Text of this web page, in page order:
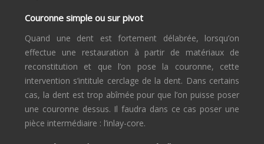
Couronne simple ou sur pivot
Quand une dent est fortement délabrée, lorsqu’on
effectue une restauration à partir de matériaux de
reconstitution et que l’on pose la couronne, cette
intervention s’intitule cerclage de la dent. Dans certains
cas, la dent est trop abîmée pour que l’on puisse poser
une couronne dessus. Il faudra dans ce cas poser une
pièce intermédiaire : l’inlay-core.